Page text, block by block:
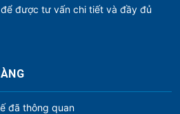
được tư vấn chi tiết và đầy đủ
đã thông quan